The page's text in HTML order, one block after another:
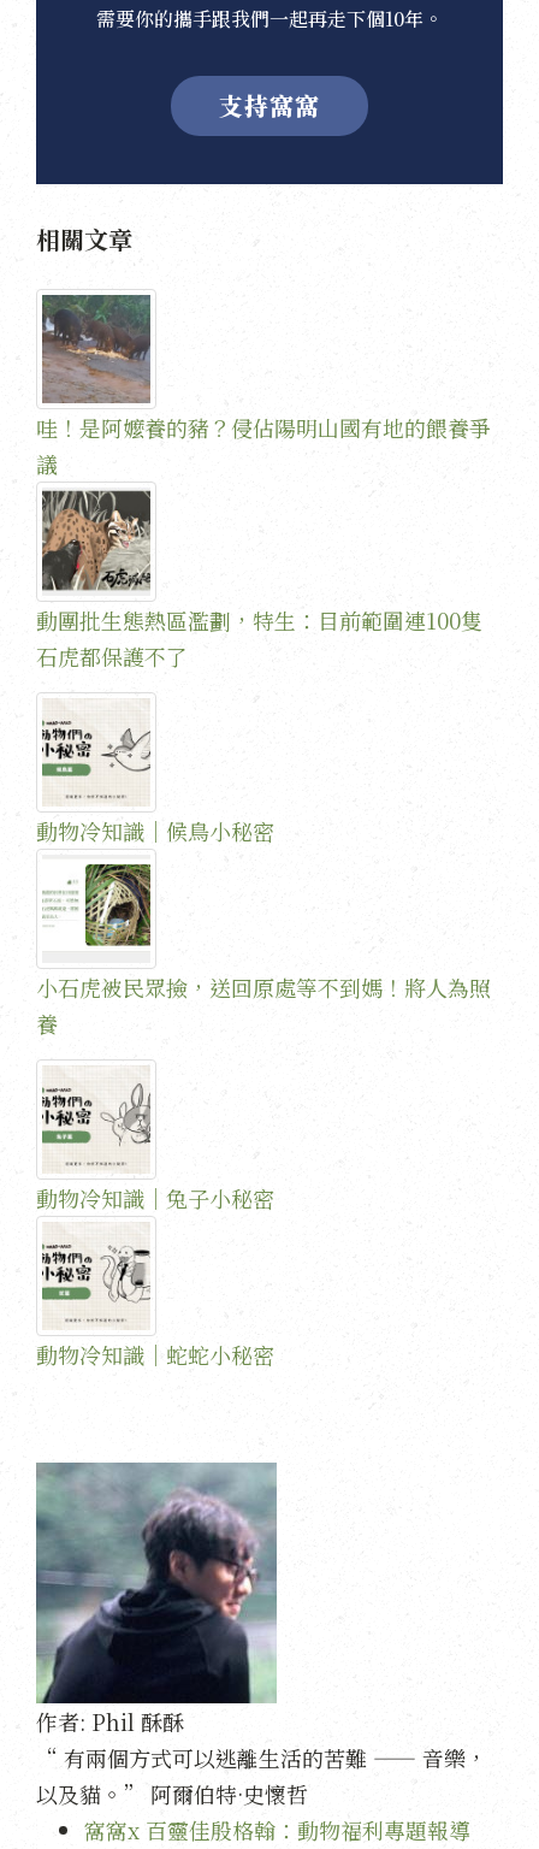
需要你的攜手跟我們一起再走下個10年。
支持窩窩
相關文章
哇！是阿嬤養的豬？侵佔陽明山國有地的餵養爭
議
動團批生態熱區濫劃，特生：目前範圍連100隻
石虎都保護不了
動物冷知識｜候鳥小秘密
小石虎被民眾撿，送回原處等不到媽！將人為照
養
動物冷知識｜兔子小秘密
動物冷知識｜蛇蛇小秘密
作者: Phil 酥酥
“ 有兩個方式可以逃離生活的苦難 —— 音樂，
以及貓。” 阿爾伯特·史懷哲
窩窩x 百靈佳殷格翰：動物福利專題報導